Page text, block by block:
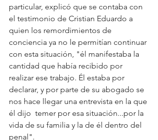
particular, explicó que se contaba con
el testimonio de Cristian Eduardo a
quien los remordimientos de
conciencia ya no le permitían continuar
con esta situación, "él manifestaba la
cantidad que había recibido por
realizar ese trabajo. Él estaba por
declarar, y por parte de su abogado se
nos hace llegar una entrevista en la que
él dijo  temer por esa situación...por la
vida de su familia y la de él dentro del
penal".